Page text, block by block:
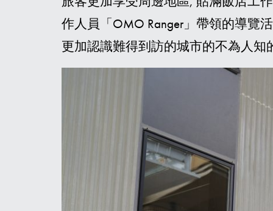
作人員「OMO Ranger」帶領的導覽
更加認識難得到訪的城市的不為人知